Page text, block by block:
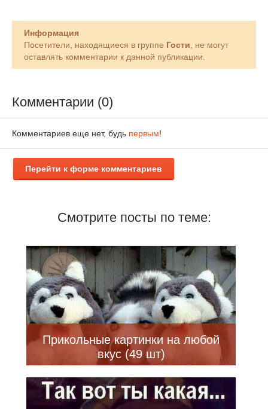
Информация
Посетители, находящиеся в группе Гости, не могут
оставлять комментарии к данной публикации.
Комментарии (0)
Комментариев еще нет, будь первым!
Перейти к форме комментариев
Смотрите посты по теме:
Прикольные картинки на любой
вкус (49 шт)